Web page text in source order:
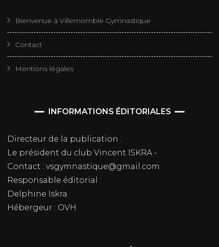
Bienvenue à Villemomble Gymnastique
Contact
Mentions légales
INFORMATIONS ÉDITORIALES
Directeur de la publication :
Le président du club Vincent ISKRA -
Contact : vsgymnastique@gmail.com
Responsable éditorial :
Delphine Iskra
Hébergeur : OVH